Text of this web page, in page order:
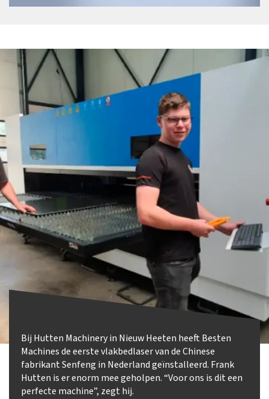
Bij Hutten Machinery in Nieuw Heeten heeft Besten
Machines de eerste vlakbedlaser van de Chinese
fabrikant Senfeng in Nederland geïnstalleerd. Frank
Hutten is er enorm mee geholpen. “Voor ons is dit een
perfecte machine”, zegt hij.